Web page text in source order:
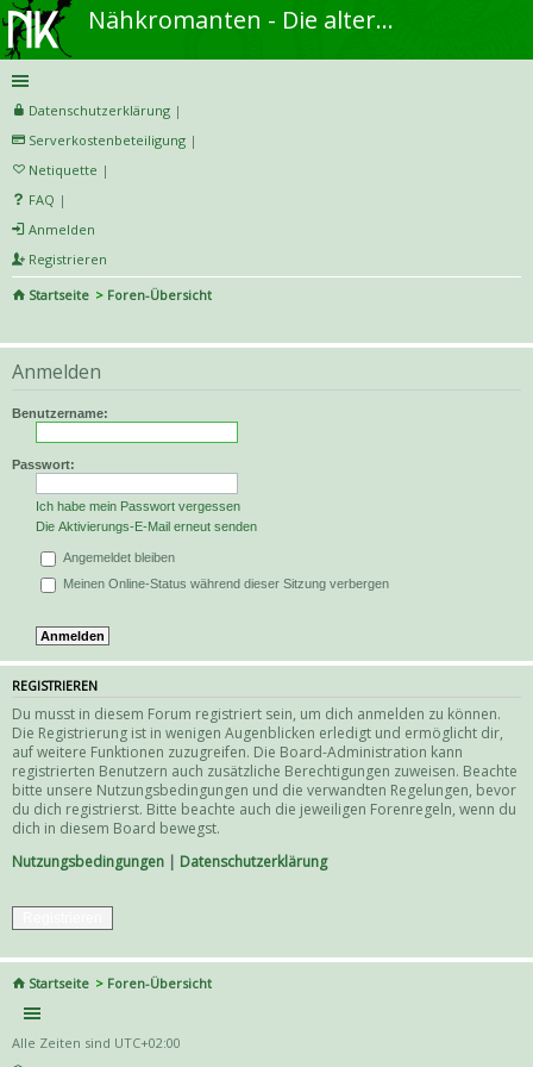
Nähkromanten - Die alternative Näh- und DIY-Community
Datenschutzerklärung |
Serverkostenbeteiligung |
Netiquette |
FAQ |
Anmelden
Registrieren
Startseite
Foren-Übersicht
uc
he
Anmelden
Benutzername:
Passwort:
Ich habe mein Passwort vergessen
Die Aktivierungs-E-Mail erneut senden
Angemeldet bleiben
Meinen Online-Status während dieser Sitzung verbergen
REGISTRIEREN
Du musst in diesem Forum registriert sein, um dich anmelden zu können.
Die Registrierung ist in wenigen Augenblicken erledigt und ermöglicht dir,
auf weitere Funktionen zuzugreifen. Die Board-Administration kann
registrierten Benutzern auch zusätzliche Berechtigungen zuweisen. Beachte
bitte unsere Nutzungsbedingungen und die verwandten Regelungen, bevor
du dich registrierst. Bitte beachte auch die jeweiligen Forenregeln, wenn du
dich in diesem Board bewegst.
Nutzungsbedingungen | Datenschutzerklärung
Startseite Foren-Übersicht
Alle Zeiten sind UTC+02:00